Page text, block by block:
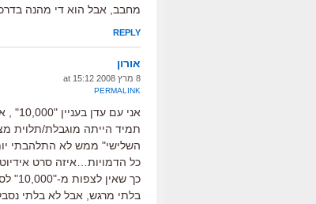
מחבב, אבל הוא די מהנה
REPLY
אורון
8 מרץ 2008 at 15:12
PERMALINK
אני
תמיד הייתה מוגבלת/תלוית
השלישי" ממש לא התלהבתי
כל הדמויות…איזה סרט
כך
בלתי מרגש, אבל לא בלתי